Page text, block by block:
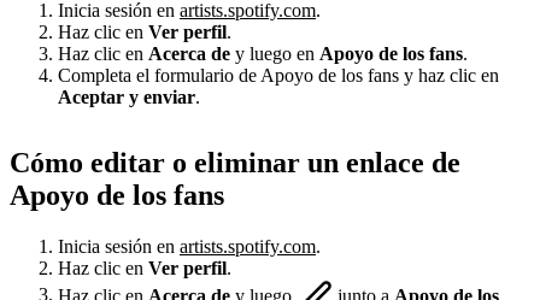
Inicia sesión en artists.spotify.com.
Haz clic en Ver perfil.
Haz clic en Acerca de y luego en Apoyo de los fans.
Completa el formulario de Apoyo de los fans y haz clic en
Aceptar y enviar.
Cómo editar o eliminar un enlace de
Apoyo de los fans
Inicia sesión en artists.spotify.com.
Haz clic en Ver perfil.
Haz clic en Acerca de y luego junto a Apoyo de los